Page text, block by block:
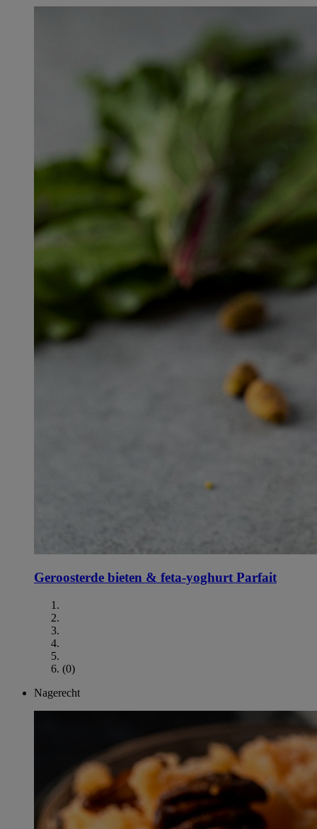
Geroosterde bieten & feta-yoghurt Parfait
(0)
Nagerecht